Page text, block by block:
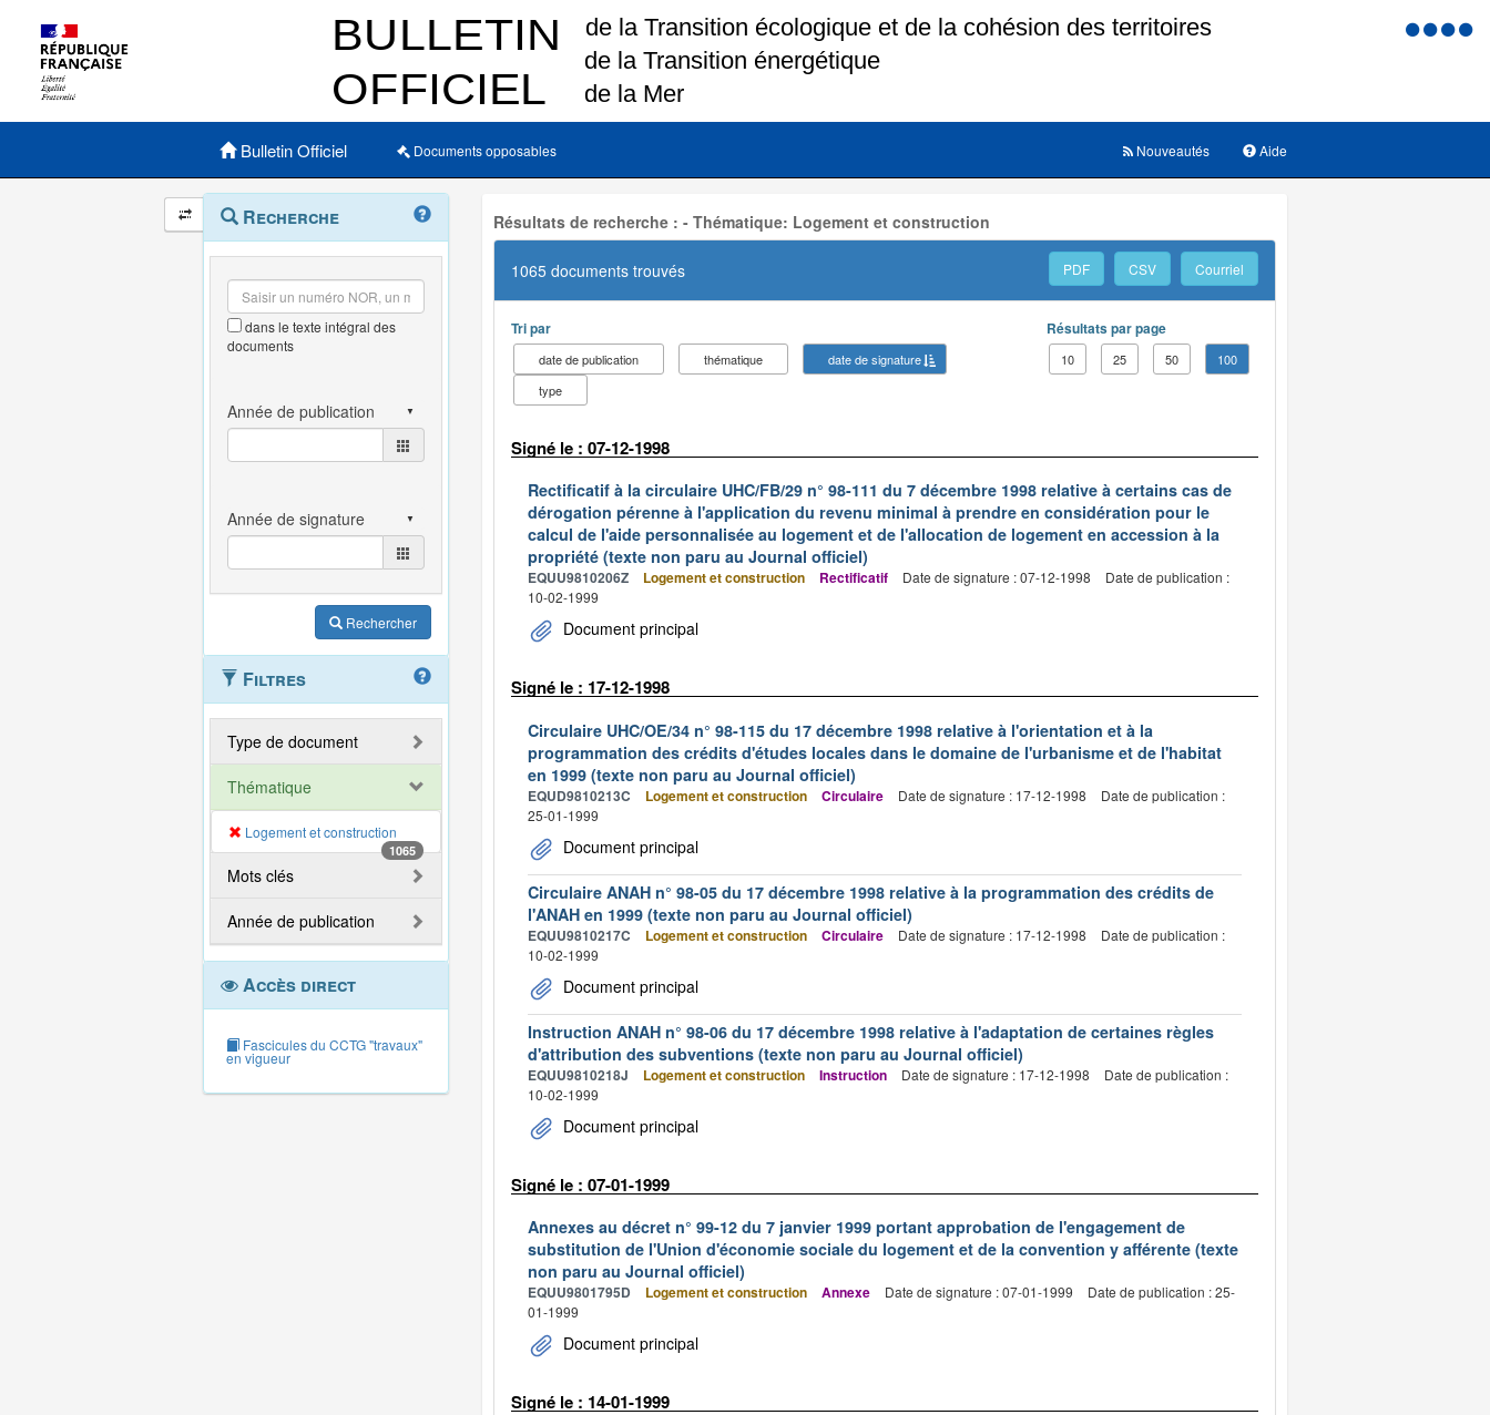
Menu
Menu principal
Bulletin Officiel Documents opposables Aide
Nouveautés
Navigation
et
outils
annexes
Menu
contextuel
Recherche
dans le texte intégral des
documents
Rechercher
Filtres
Type de document
Thématique
Logement et construction
1065
Mots clés
Année de publication
Accès direct
Fascicules du CCTG "travaux"
en vigueur
Résultats de recherche : - Thématique: Logement et construction
1065 documents trouvés PDF CSV Courriel
Tri par
date de publication thématique
date de signature
type
Résultats par page
10 25 50 100
Signé le : 07-12-1998
Rectificatif à la circulaire UHC/FB/29 n° 98-111 du 7 décembre 1998 relative à certains cas de
dérogation pérenne à l'application du revenu minimal à prendre en considération pour le
calcul de l'aide personnalisée au logement et de l'allocation de logement en accession à la
propriété (texte non paru au Journal officiel)
EQUU9810206Z Logement et construction Rectificatif Date de signature : 07-12-1998
Date de publication :
10-02-1999
Document principal
Signé le : 17-12-1998
Circulaire UHC/OE/34 n° 98-115 du 17 décembre 1998 relative à l'orientation et à la
programmation des crédits d'études locales dans le domaine de l'urbanisme et de l'habitat
en 1999 (texte non paru au Journal officiel)
EQUD9810213C Logement et construction Circulaire Date de signature : 17-12-1998
Date de publication :
25-01-1999
Document principal
Circulaire ANAH n° 98-05 du 17 décembre 1998 relative à la programmation des crédits de
l'ANAH en 1999 (texte non paru au Journal officiel)
EQUU9810217C Logement et construction Circulaire Date de signature : 17-12-1998
Date de publication :
10-02-1999
Document principal
Instruction ANAH n° 98-06 du 17 décembre 1998 relative à l'adaptation de certaines règles
d'attribution des subventions (texte non paru au Journal officiel)
EQUU9810218J Logement et construction Instruction Date de signature : 17-12-1998
Date de publication :
10-02-1999
Document principal
Signé le : 07-01-1999
Annexes au décret n° 99-12 du 7 janvier 1999 portant approbation de l'engagement de
substitution de l'Union d'économie sociale du logement et de la convention y afférente (texte
non paru au Journal officiel)
EQUU9801795D Logement et construction Annexe Date de signature : 07-01-1999
Date de publication : 25-
01-1999
Document principal
Signé le : 14-01-1999